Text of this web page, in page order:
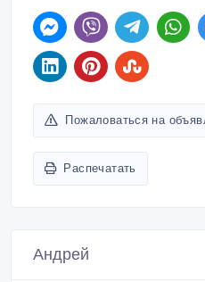
Пожаловаться на
Распечатать
Андрей